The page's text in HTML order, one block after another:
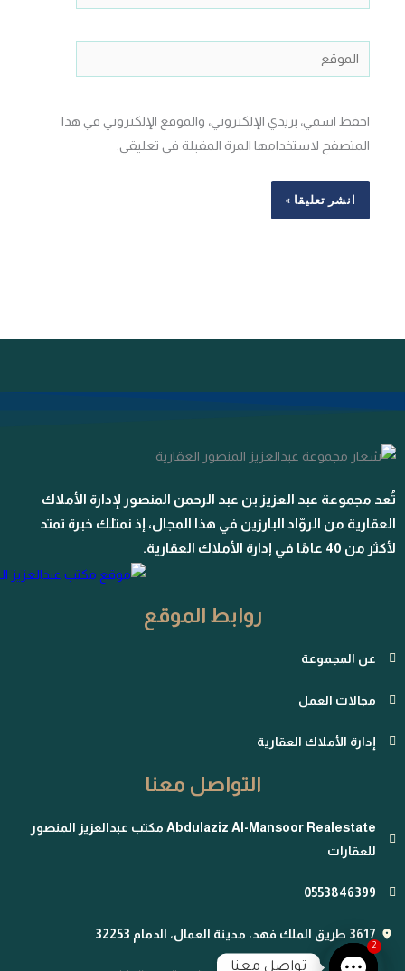
الموقع
احفظ اسمي، بريدي الإلكتروني، والموقع الإلكتروني في هذا
المتصفح لاستخدامها المرة المقبلة في تعليقي.
تُعد مجموعة عبد العزيز بن عبد الرحمن المنصور لإدارة الأملاك
العقارية من الروّاد البارزين في هذا المجال، إذ نمتلك خبرة تمتد
لأكثر من 40 عامًا في إدارة الأملاك العقارية.
روابط الموقع
عن المجموعة
مجالات العمل
إدارة الأملاك العقارية
التواصل معنا
Abdulaziz Al-Mansoor Realestate مكتب عبدالعزيز المنصور
للعقارات
0553846399
3617 طريق الملك فهد، مدينة العمال، الدمام 32253
تواصل معنا
2